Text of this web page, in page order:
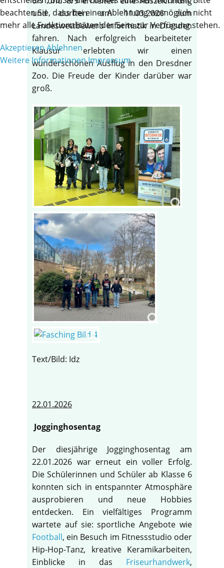
und durften am 11.03.2026 zum
Landeswettbewerb Informatik in Dresden
fahren. Nach erfolgreich bearbeiteter
Klausur erlebten wir einen
wunderschönen Ausflug in den Dresdner
Zoo. Die Freude der Kinder darüber war
groß.
Text/Bild: Idz
22.01.2026
Jogginghosentag
Der diesjährige Jogginghosentag am
22.01.2026 war erneut ein voller Erfolg.
Die Schülerinnen und Schüler ab Klasse 6
konnten sich in entspannter Atmosphäre
ausprobieren und neue Hobbies
entdecken. Ein vielfältiges Programm
wartete auf sie: sportliche Angebote wie
Football, ein Besuch im Fitnessstudio oder
Hip-Hop-Tanz, kreative Keramikarbeiten,
Einblicke in das Friseurhandwerk,
beachten Sie, dass bei einer Ablehnung womöglich nicht
mehr alle Funktionalitäten der Seite zur Verfügung stehen.
AkzeptierenAblehnen
Weitere Informationen Impressum